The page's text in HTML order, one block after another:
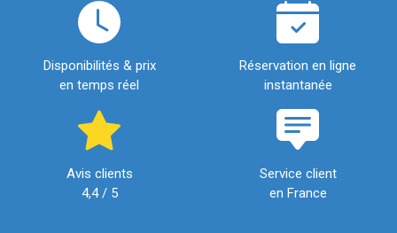
Disponibilités & prix
en temps réel
Réservation en ligne
instantanée
Avis clients
4,4 / 5
Service client
en France